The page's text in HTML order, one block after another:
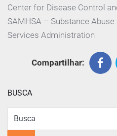
Center for Disease Control
SAMHSA – Substance
Services Administration
Compartilhar:
BUSCA
Busca